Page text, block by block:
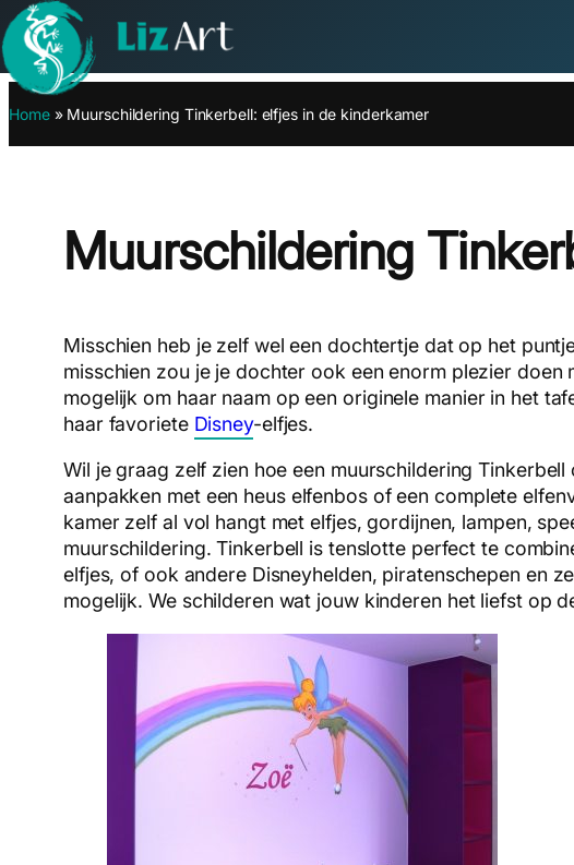
Ga
naar
de
Home» Muurschildering Tinkerbell: elfjes in de kinderkamer
Muurschildering
Misschien heb je zelf wel een dochtertje dat op het
misschien zou je je dochter ook een enorm plezier
mogelijk om haar naam op een originele manier in het
haar favoriete Disney-elfjes.
Wil je graag zelf zien hoe een muurschildering
aanpakken met een heus elfenbos of een complete
kamer zelf al vol hangt met elfjes, gordijnen, lampen,
muurschildering. Tinkerbell is tenslotte perfect te
elfjes, of ook andere Disneyhelden, piratenschepen en
mogelijk. We schilderen wat jouw kinderen het liefst op